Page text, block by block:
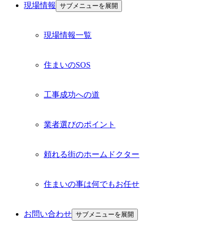
現場情報 サブメニューを展開
現場情報一覧
住まいのSOS
工事成功への道
業者選びのポイント
頼れる街のホームドクター
住まいの事は何でもお任せ
お問い合わせ サブメニューを展開